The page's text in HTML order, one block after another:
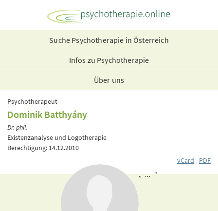
Suche Psychotherapie in Österreich
Infos zu Psychotherapie
Über uns
Psychotherapeut
Dominik Batthyány
Dr. phil.
Existenzanalyse und Logotherapie
Berechtigung: 14.12.2010
vCard
PDF
„ ... “